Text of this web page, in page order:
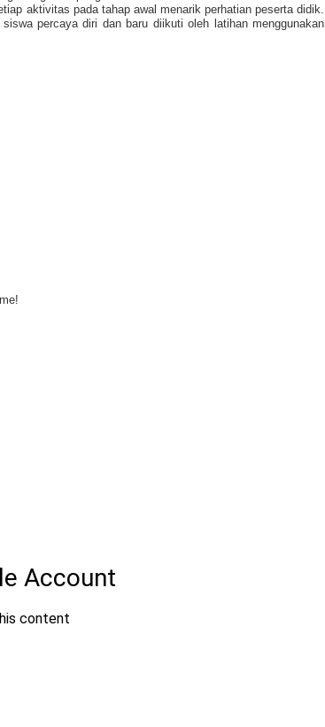
aktivitas pada tahap awal menarik perhatian peserta didik.
percaya diri dan baru diikuti oleh latihan menggunakan